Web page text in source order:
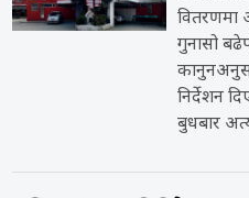
वितरणमा
गुनासो
निर्देशन
बुधबार